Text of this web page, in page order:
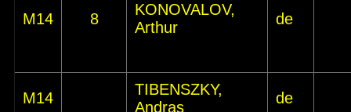
M14 8
KONOVALOV,
Arthur
de
M14
TIBENSZKY,
Andras
de